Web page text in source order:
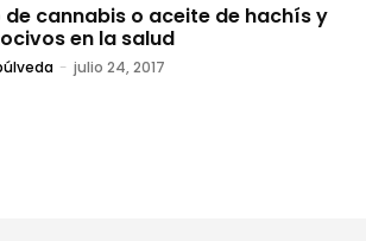
cannabis o aceite de hachís y
en la salud
- julio 24, 2017